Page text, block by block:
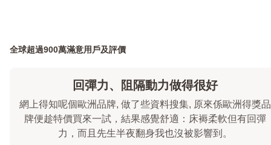
全球超過900萬滿意用戶及評價
回彈力、阻隔動力做得很好
網上得知呢個歐洲品牌, 做了些資料搜集, 原來係歐洲得獎品
牌便趁特價買來一試，結果感覺舒適：床褥柔軟但有回彈
力，而且先生半夜翻身我也沒被影響到。